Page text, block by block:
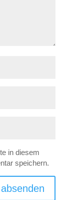
in diesem
speichern.